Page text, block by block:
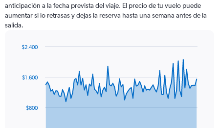
anticipación a la fecha prevista del viaje. El precio de tu vuelo puede
aumentar si lo retrasas y dejas la reserva hasta una semana antes de la
salida.
data
The$800
$1.600
$2.400